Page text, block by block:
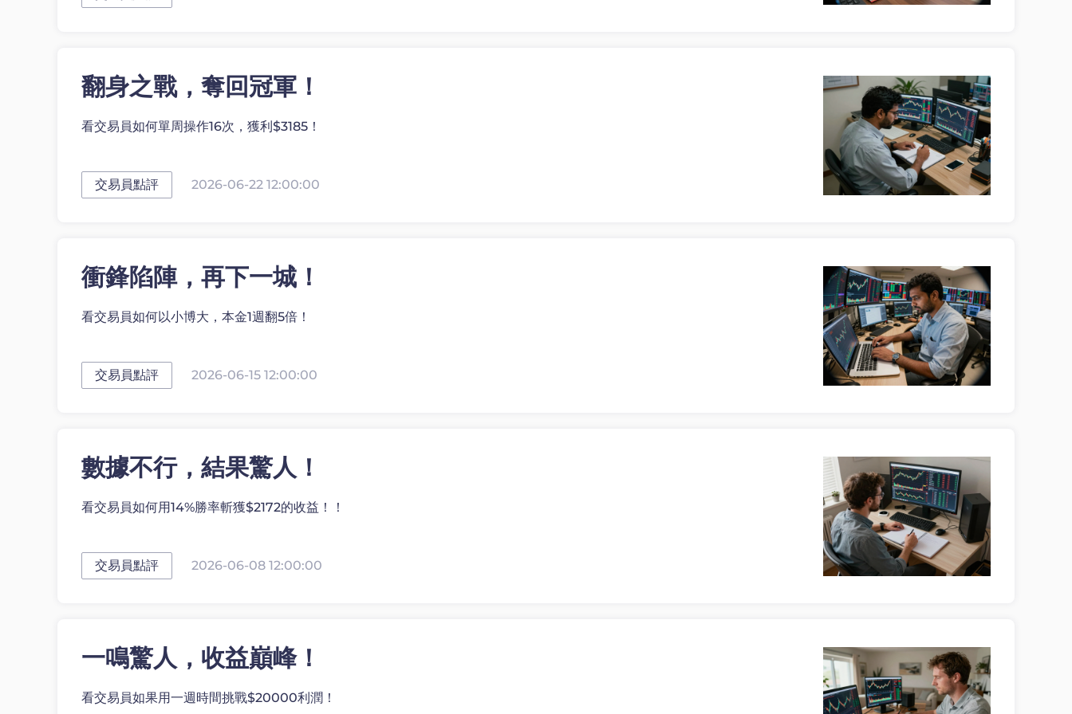
翻身之戰，奪回冠軍！
看交易員如何單周操作16次，獲利$3185！
交易員點評 2026-06-22 12:00:00
衝鋒陷陣，再下一城！
看交易員如何以小博大，本金1週翻5倍！
交易員點評 2026-06-15 12:00:00
數據不行，結果驚人！
看交易員如何用14%勝率斬獲$2172的收益！！
交易員點評 2026-06-08 12:00:00
一鳴驚人，收益巔峰！
看交易員如果用一週時間挑戰$20000利潤！